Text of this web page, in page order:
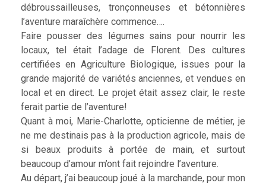
débroussailleuses, tronçonneuses et bétonnières
l’aventure maraîchère commence….
Faire pousser des légumes sains pour nourrir les
locaux, tel était l’adage de Florent. Des cultures
certifiées en Agriculture Biologique, issues pour la
grande majorité de variétés anciennes, et vendues en
local et en direct. Le projet était assez clair, le reste
ferait partie de l’aventure!
Quant à moi, Marie-Charlotte, opticienne de métier, je
ne me destinais pas à la production agricole, mais de
si beaux produits à portée de main, et surtout
beaucoup d’amour m’ont fait rejoindre l’aventure.
Au départ, j’ai beaucoup joué à la marchande, pour mon